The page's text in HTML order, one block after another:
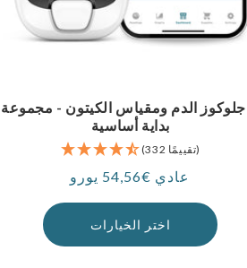
بداية أساسية
(332 تقييمًا)
سعر عادي €54,56 يورو
اختر الخيارات